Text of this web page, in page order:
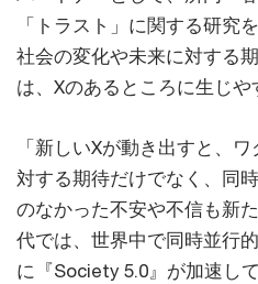
「トラスト」に関する研究
社会の変化や未来に対する
は、Xのあるところに生じや
「新しいXが動き出すと、
対する期待だけでなく、同
のなかった不安や不信も新
代では、世界中で同時並行
に『Society 5.0』が加速し